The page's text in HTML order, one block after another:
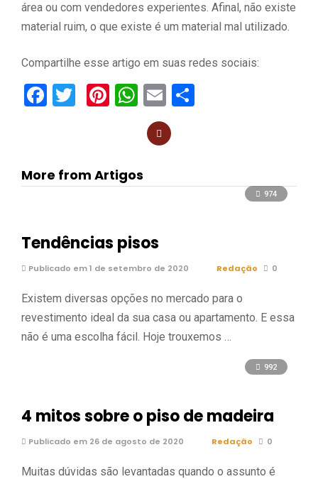
área ou com vendedores experientes. Afinal, não existe
material ruim, o que existe é um material mal utilizado.
Compartilhe esse artigo em suas redes sociais:
F
o
k
T
Pi
es
t
W
at
A
E
m
ail
ar
More from Artigos
974
Tendências pisos
Publicado em 1 de setembro de 2020 Redação 0
Existem diversas opções no mercado para o
revestimento ideal da sua casa ou apartamento. E essa
não é uma escolha fácil. Hoje trouxemos …
992
4 mitos sobre o piso de madeira
Publicado em 26 de agosto de 2020 Redação 0
Muitas dúvidas são levantadas quando o assunto é